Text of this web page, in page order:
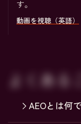
す。
動画を視聴（英語）
よくある
AEOとは何